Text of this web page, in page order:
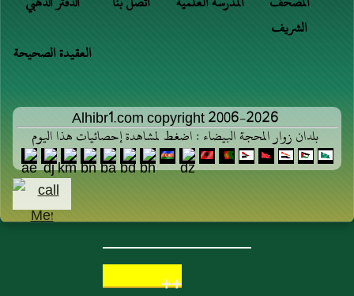
الشريف
العقيدة الصحيحة
Alhibr1.com copyright 2006-2026
بلدان زوار المحجة البيضاء : اضغط لمشاهدة إحصائيات هذا اليوم
++